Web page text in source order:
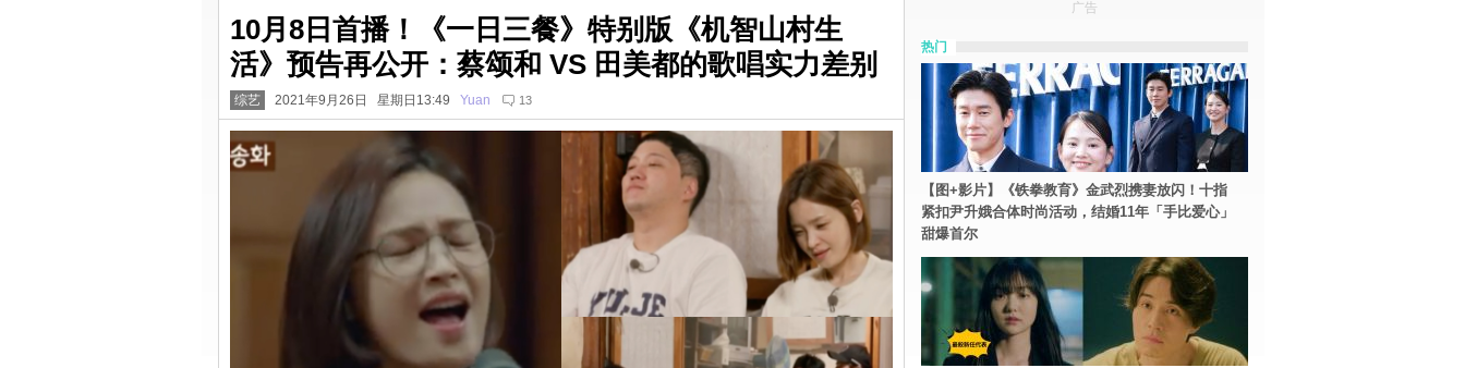
10月8日首播！《一日三餐》特别版《机智山村生
活》预告再公开：蔡颂和 VS 田美都的歌唱实力差别
综艺 2021年9月26日 星期日13:49 Yuan 13
广告
热门
【图+影片】《铁拳教育》金武烈携妻放闪！十指
紧扣尹升娥合体时尚活动，结婚11年「手比爱心」
甜爆首尔